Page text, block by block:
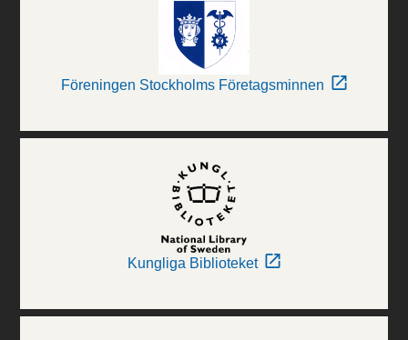
Föreningen Stockholms Företagsminnen
Kungliga Biblioteket